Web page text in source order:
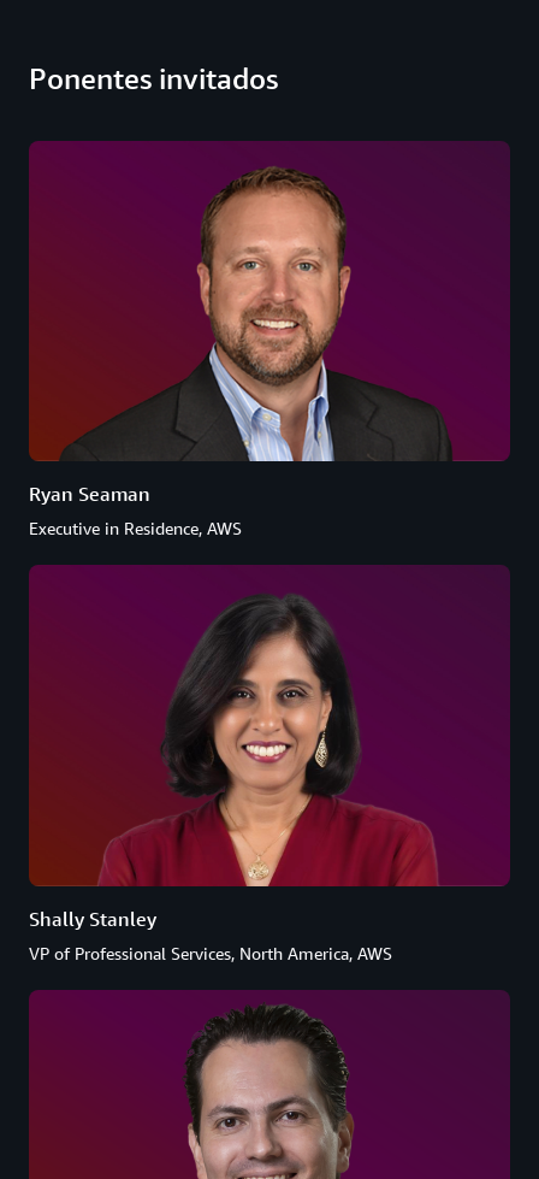
Ponentes invitados
Ryan Seaman
Executive in Residence, AWS
Shally Stanley
VP of Professional Services, North America, AWS